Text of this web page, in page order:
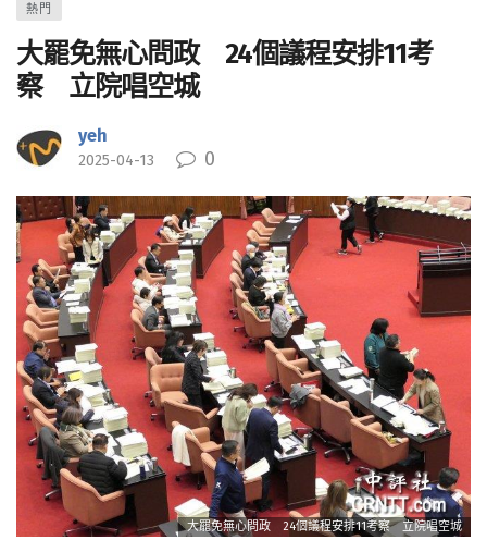
熱門
大罷免無心問政 24個議程安排11考
察 立院唱空城
yeh
2025-04-13 0
大罷免無心問政 24個議程安排11考察 立院唱空城